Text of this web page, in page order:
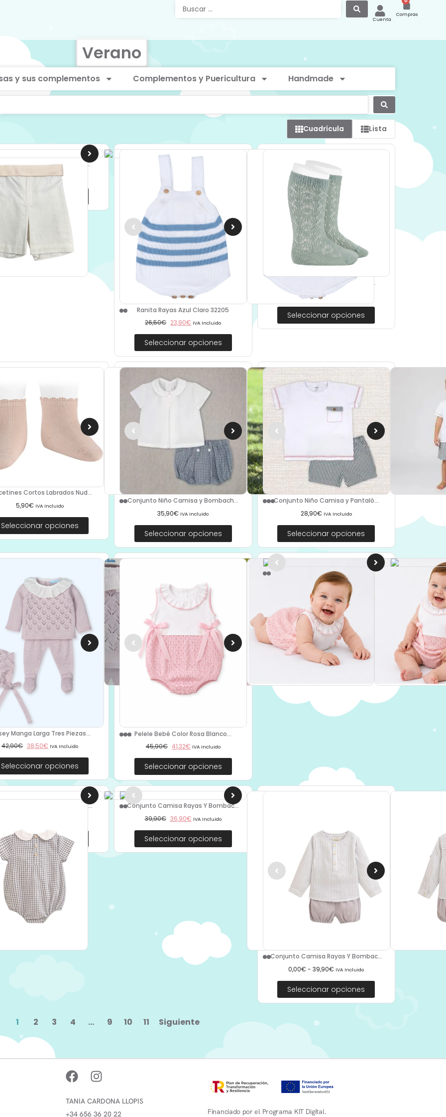
Cuenta
Compras
Verano
y sus complementos Complementos y Puericultura Handmade
Cuadrícula Lista
Culetín y Gorro Mayor...
21,90€ IVA Incluido
Seleccionar opciones
Ranita Rayas Azul Claro 32205
26,50€ 23,90€ IVA Incluido
Seleccionar opciones
Calcetines Altos Perlé Calados...
6,90
€ IVA Incluido
Seleccionar opciones
Cortos Labrados Nud...
5,90€ IVA Incluido
Seleccionar opciones
Conjunto Niño Camisa y Bombach...
35,90€ IVA Incluido
Seleccionar opciones
Conjunto Niño Camisa y Pantaló...
28,90€ IVA Incluido
Seleccionar opciones
Manga Larga Tres Piezas...
42,90€ 38,50€ IVA Incluido
Seleccionar opciones
Pelele Bebé Color Rosa Blanco...
45,90€ 41,32€ IVA Incluido
Seleccionar opciones
Pelele Bebé Rayas Gris 073 Dad...
29,90€ IVA Incluido
Seleccionar opciones
Bebé Estampado Hojas 09...
Seleccionar opciones
Conjunto Camisa Rayas Y Bombac...
39,90€ 36,90€ IVA Incluido
Seleccionar opciones
Conjunto Camisa Rayas Y Bombac...
0,00€ - 39,90€ IVA Incluido
Seleccionar opciones
1 2 3 4 … 9 10 11 Siguiente
TANIA CARDONA LLOPIS
+34 656 36 20 22
Financiado por el Programa KIT Digital.